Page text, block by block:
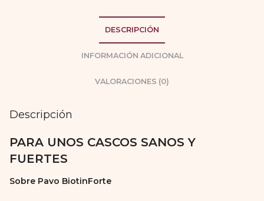
DESCRIPCIÓN
INFORMACIÓN ADICIONAL
VALORACIONES (0)
Descripción
PARA UNOS CASCOS SANOS Y
FUERTES
Sobre Pavo BiotinForte